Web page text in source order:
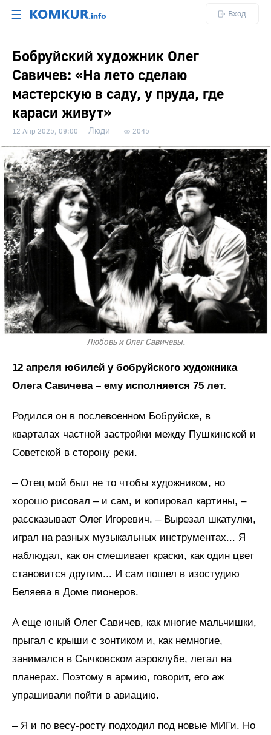
☰ Вход
Бобруйский художник Олег
Савичев: «На лето сделаю
мастерскую в саду, у пруда, где
караси живут»
12 Апр 2025, 09:00 Люди 2045
Любовь и Олег Савичевы.
12 апреля юбилей у бобруйского художника
Олега Савичева – ему исполняется 75 лет.
Родился он в послевоенном Бобруйске, в
кварталах частной застройки между Пушкинской и
Советской в сторону реки.
– Отец мой был не то чтобы художником, но
хорошо рисовал – и сам, и копировал картины, –
рассказывает Олег Игоревич. – Вырезал шкатулки,
играл на разных музыкальных инструментах... Я
наблюдал, как он смешивает краски, как один цвет
становится другим... И сам пошел в изостудию
Беляева в Доме пионеров.
А еще юный Олег Савичев, как многие мальчишки,
прыгал с крыши с зонтиком и, как немногие,
занимался в Сычковском аэроклубе, летал на
планерах. Поэтому в армию, говорит, его аж
упрашивали пойти в авиацию.
– Я и по весу-росту подходил под новые МИГи. Но